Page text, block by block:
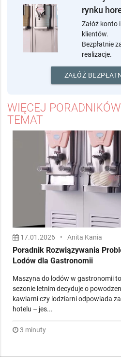
Oferujesz
rynku
Załóż konto
klientów.
ZAŁÓŻ
WIĘCEJ
17.01.2026 • Anita Kania
Poradnik Rozwiązywania
Lodów dla Gastronomii
sezonie letnim decyduje o
kawiarni czy lodziarni odpowiada